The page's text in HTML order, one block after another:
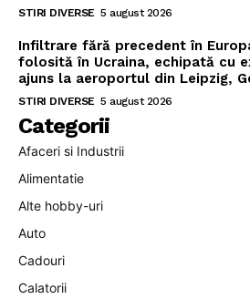
STIRI DIVERSE 5 august 2026
Infiltrare fără precedent în
folosită în Ucraina, echipată cu
ajuns la aeroportul din Leipzig,
STIRI DIVERSE 5 august 2026
Categorii
Afaceri si Industrii
Alimentatie
Alte hobby-uri
Auto
Cadouri
Calatorii